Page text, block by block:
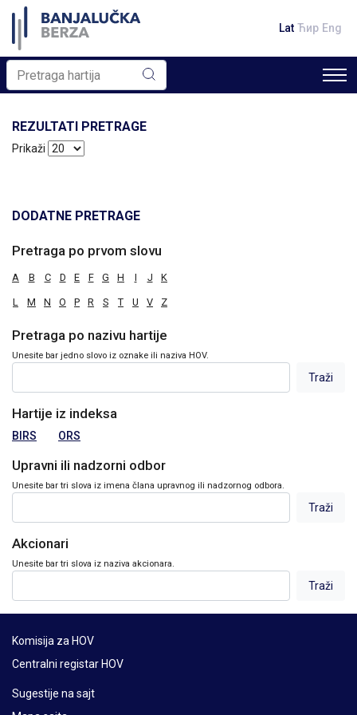
Lat Ћир Eng
REZULTATI PRETRAGE
Prikaži
DODATNE PRETRAGE
Pretraga po prvom slovu
A B C D E F G H I J K
L M N O P R S T U V Z
Pretraga po nazivu hartije
Unesite bar jedno slovo iz oznake ili naziva HOV.
Hartije iz indeksa
BIRS ORS
Upravni ili nadzorni odbor
Unesite bar tri slova iz imena člana upravnog ili nadzornog odbora.
Akcionari
Unesite bar tri slova iz naziva akcionara.
Komisija za HOV
Centralni registar HOV
Sugestije na sajt